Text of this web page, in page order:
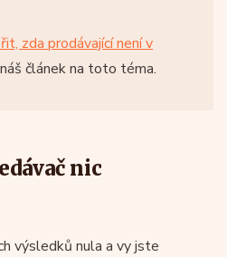
zda prodávající není v
článek na toto téma.
nic
výsledků nula a vy jste